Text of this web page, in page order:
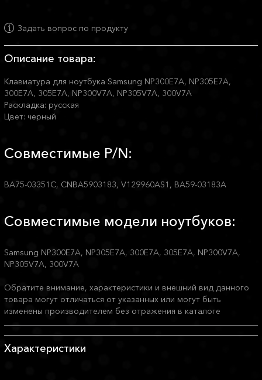
Задать вопрос по продукту
Описание товара:
Клавиатура для ноутбука Samsung NP300E7A, NP305E7A,
300E7A, 305E7A, NP300V7A, NP305V7A, 300V7A
Раскладка: русская
Цвет: черный
Совместимые P/N:
BA75-03351C, CNBA5903183, V129960AS1, BA59-03183A
Совместимые модели ноутбуков:
Samsung NP300E7A, NP305E7A, 300E7A, 305E7A, NP300V7A,
NP305V7A, 300V7A
Обратите внимание, характеристики и внешний вид данного
товара могут отличаться от указанных или могут быть
изменены производителем без отражения в каталоге
Характеристики